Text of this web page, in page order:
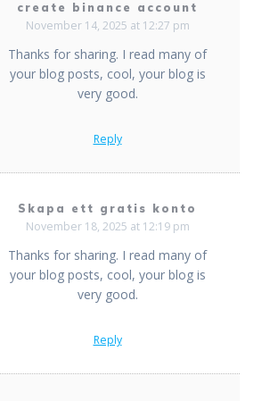
create binance account
November 14, 2025 at 12:27 pm
Thanks for sharing. I read many of
your blog posts, cool, your blog is
very good.
Reply
Skapa ett gratis konto
November 18, 2025 at 12:19 pm
Thanks for sharing. I read many of
your blog posts, cool, your blog is
very good.
Reply